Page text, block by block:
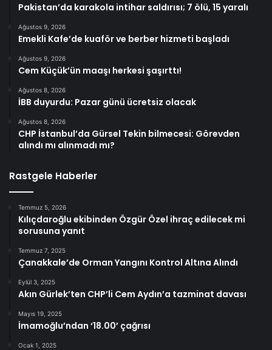
Pakistan’da karakola intihar saldırısı; 7 ölü, 15 yaralı
Ağustos 9, 2026
Emekli Kafe’de kuaför ve berber hizmeti başladı
Ağustos 9, 2026
Cem Küçük’ün maaşı herkesi şaşırttı!
Ağustos 8, 2026
İBB duyurdu: Pazar günü ücretsiz olacak
Ağustos 8, 2026
CHP İstanbul’da Gürsel Tekin bilmecesi: Görevden
alındı mı alınmadı mı?
Rastgele Haberler
Temmuz 5, 2026
Kılıçdaroğlu ekibinden Özgür Özel ihraç edilecek mi
sorusuna yanıt
Temmuz 7, 2025
Çanakkale’de Orman Yangını Kontrol Altına Alındı
Eylül 3, 2025
Akın Gürlek’ten CHP’li Cem Aydın’a tazminat davası
Mayıs 19, 2025
İmamoğlu’ndan ‘18.00’ çağrısı
Ocak 1, 2025